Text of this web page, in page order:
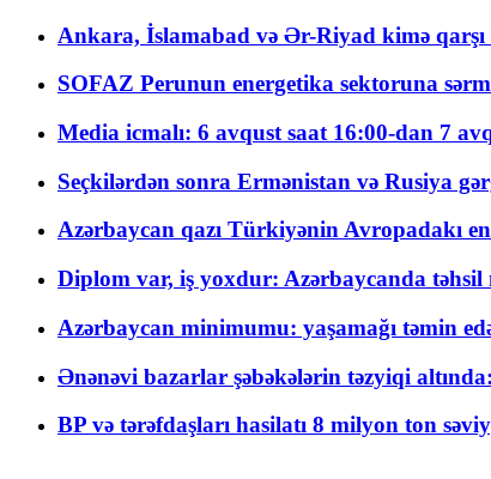
Ankara, İslamabad və Ər-Riyad kimə qarşı
SOFAZ Perunun energetika sektoruna
Media icmalı: 6 avqust saat 16:00-dan 7
Seçkilərdən sonra Ermənistan və Rusiya
Azərbaycan qazı Türkiyənin Avropadakı
Diplom var, iş yoxdur: Azərbaycanda
Azərbaycan minimumu: yaşamağı təmin
Ənənəvi bazarlar şəbəkələrin təzyiqi
BP və tərəfdaşları hasilatı 8 milyon ton